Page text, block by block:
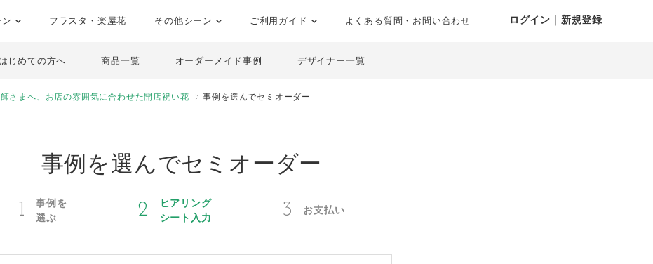
フラスタ・楽屋花 その他シーン ご利用ガイド よくある質問・お問い合わせ ログイン｜新規登録
はじめての方へ 商品一覧 オーダーメイド事例 デザイナー一覧
さまへ、お店の雰囲気に合わせた開店祝い花 事例を選んでセミオーダー
事例を選んでセミオーダー
1
事例を
選ぶ
2
ヒアリング
シート入力
3 お支払い